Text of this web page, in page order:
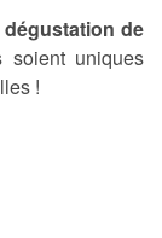
de
uniques
!